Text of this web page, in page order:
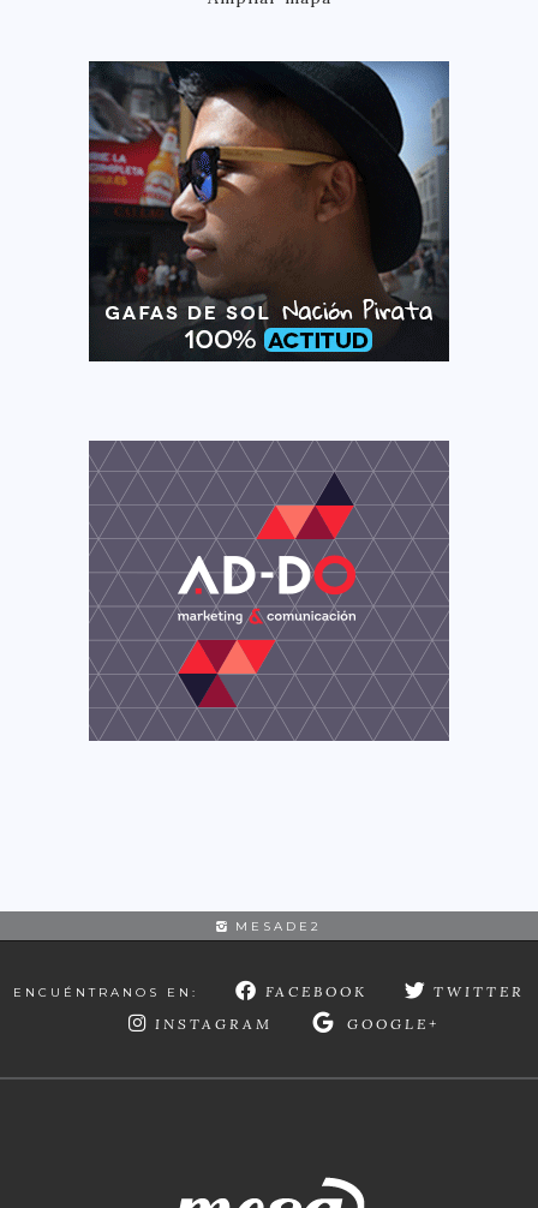
MESADE2
ENCUÉNTRANOS EN: FACEBOOK
TWITTER
INSTAGRAM
GOOGLE+